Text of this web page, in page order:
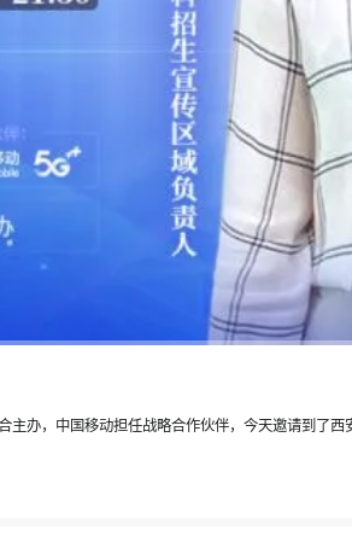
办，中国移动担任战略合作伙伴，今天邀请到了西